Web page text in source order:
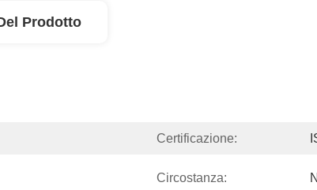
Prodotto
Certificazione:
Circostanza: